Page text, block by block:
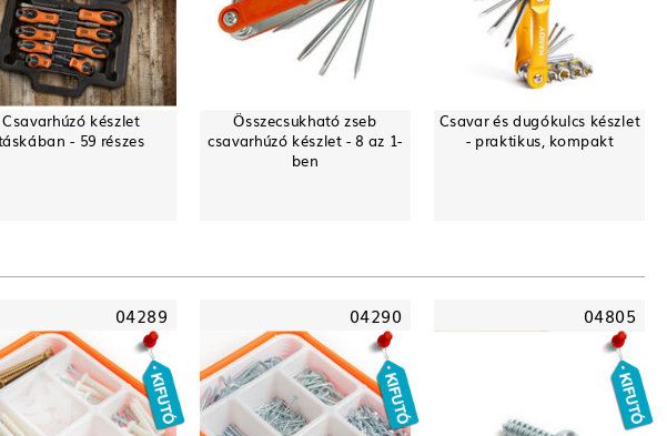
Csavarhúzó készlet
- 59 részes
Összecsukható zseb
csavarhúzó készlet - 8 az 1-
ben
Csavar és dugókulcs készlet
- praktikus, kompakt
04289 04290 04805